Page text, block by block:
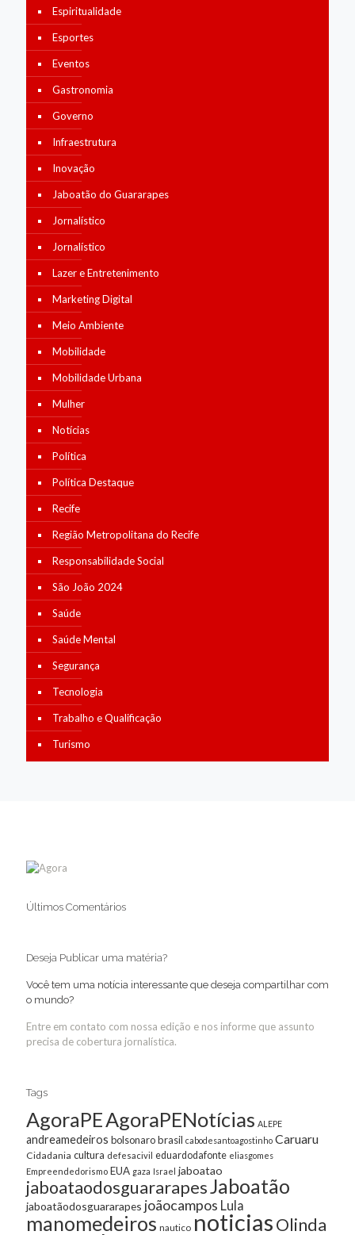
Espiritualidade
Esportes
Eventos
Gastronomia
Governo
Infraestrutura
Inovação
Jaboatão do Guararapes
Jornalístico
Jornalístico
Lazer e Entretenimento
Marketing Digital
Meio Ambiente
Mobilidade
Mobilidade Urbana
Mulher
Notícias
Política
Política Destaque
Recife
Região Metropolitana do Recife
Responsabilidade Social
São João 2024
Saúde
Saúde Mental
Segurança
Tecnologia
Trabalho e Qualificação
Turismo
Últimos Comentários
Deseja Publicar uma matéria?
Você tem uma notícia interessante que deseja compartilhar com
o mundo?
Entre em contato com nossa edição e nos informe que assunto
precisa de cobertura jornalística.
Tags
AgoraPEAgoraPENotícias ALEPE
andreamedeiros bolsonarobrasil cabodesantoagostinho Caruaru
Cidadania cultura defesacivil eduardodafonte eliasgomes
Empreendedorismo EUA gaza Israel jaboatao
jaboataodosguararapesJaboatão
jaboatãodosguararapes joãocampos Lula
manomedeiros nautico noticiasOlinda